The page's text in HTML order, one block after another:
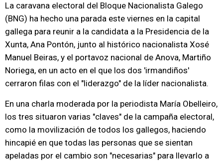
La caravana electoral del Bloque Nacionalista Galego
(BNG) ha hecho una parada este viernes en la capital
gallega para reunir a la candidata a la Presidencia de la
Xunta, Ana Pontón, junto al histórico nacionalista Xosé
Manuel Beiras, y el portavoz nacional de Anova, Martiño
Noriega, en un acto en el que los dos 'irmandiños'
cerraron filas con el "liderazgo" de la líder nacionalista.
En una charla moderada por la periodista María Obelleiro,
los tres situaron varias "claves" de la campaña electoral,
como la movilización de todos los gallegos, haciendo
hincapié en que todas las personas que se sientan
apeladas por el cambio son "necesarias" para llevarlo a